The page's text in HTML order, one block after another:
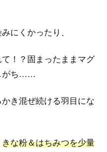
にくかったり、
！？固まったままマグ
がち……
き混ぜ続ける羽目にな
きな粉＆はちみつを少量